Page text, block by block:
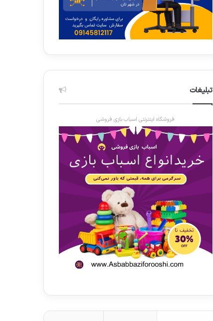
تبلیغات
فروشگاه اینترنتی اسباب بازی فروشی